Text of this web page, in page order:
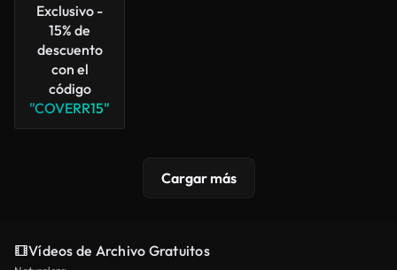
Exclusivo -
15% de
descuento
con el
código
"COVERR15"
Cargar más
Vídeos de Archivo Gratuitos